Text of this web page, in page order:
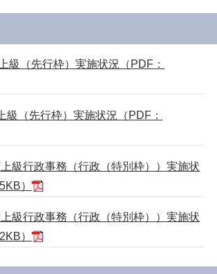
級（先行枠）実施状況（PDF：
級（先行枠）実施状況（PDF：
級行政事務（行政（特別枠））実施状
）
級行政事務（行政（特別枠））実施状
）